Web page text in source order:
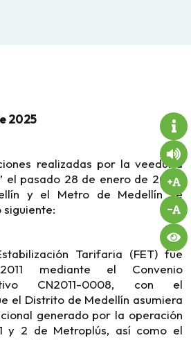
2025
realizadas por la veeduría
el pasado 28 de enero de 2025,
y el Metro de Medellín se
Tarifaria (FET) fue
mediante el Convenio
CN2011-0008, con el
el Distrito de Medellín asumiera
generado por la operación
y 2 de Metroplús, así como el